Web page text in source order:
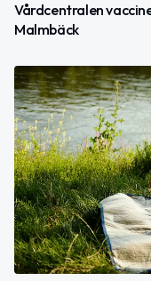
Vårdcentralen
Malmbäck